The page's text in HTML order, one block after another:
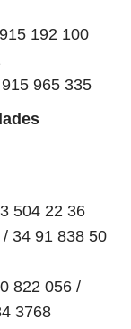
192 100
965 335
504 22 36
34 91 838 50
822 056 /
3768